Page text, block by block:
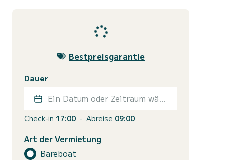
Bestpreisgarantie
Dauer
Ein Datum oder Zeitraum wählen
Check-in 17:00 - Abreise 09:00
Art der Vermietung
Bareboat